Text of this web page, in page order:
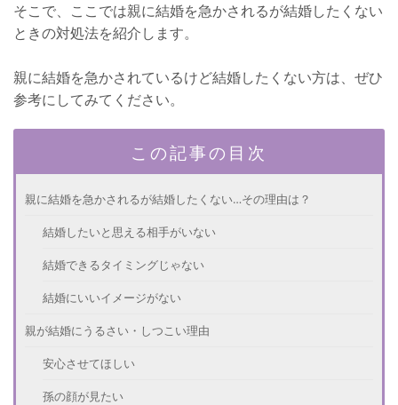
そこで、ここでは親に結婚を急かされるが結婚したくない
ときの対処法を紹介します。
親に結婚を急かされているけど結婚したくない方は、ぜひ
参考にしてみてください。
この記事の目次
親に結婚を急かされるが結婚したくない…その理由は？
結婚したいと思える相手がいない
結婚できるタイミングじゃない
結婚にいいイメージがない
親が結婚にうるさい・しつこい理由
安心させてほしい
孫の顔が見たい